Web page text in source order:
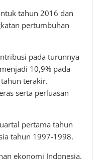
tahun 2016 dan
pertumbuhan
pada turunnya
10,9% pada
terakir.
serta perluasan
pertama tahun
tahun 1997-1998.
ekonomi Indonesia.